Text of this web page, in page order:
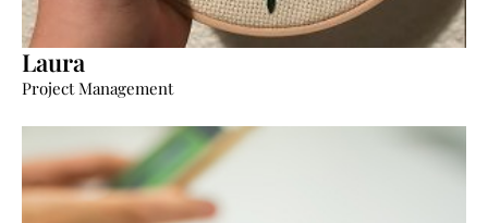
Laura
Project Management
“No damos puntada sin hilo”.